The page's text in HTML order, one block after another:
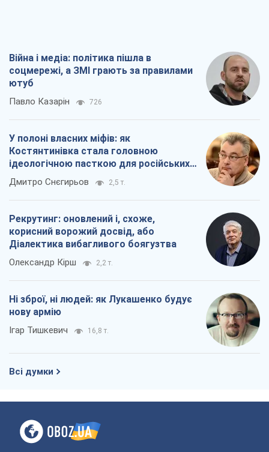
Війна і медіа: політика пішла в
соцмережі, а ЗМІ грають за правилами
ютуб
Павло Казарін 726
У полоні власних міфів: як
Костянтинівка стала головною
ідеологічною пасткою для російських
окупантів
Дмитро Снєгирьов 2,5 т.
Рекрутинг: оновлений і, схоже,
корисний ворожий досвід, або
Діалектика вибагливого боягузтва
Олександр Кірш 2,2 т.
Ні зброї, ні людей: як Лукашенко будує
нову армію
Ігар Тишкевич 16,8 т.
Всі думки